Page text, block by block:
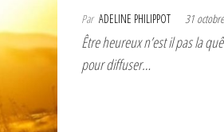
Par ADELINE PHILIPPOT 31
Être heureux n’est il pas la
pour diffuser…